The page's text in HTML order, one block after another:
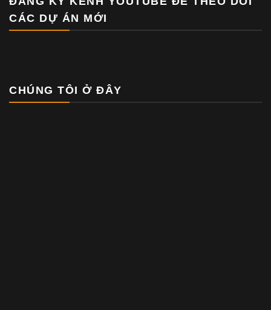
CÁC DỰ ÁN MỚI
CHÚNG TÔI Ở ĐÂY